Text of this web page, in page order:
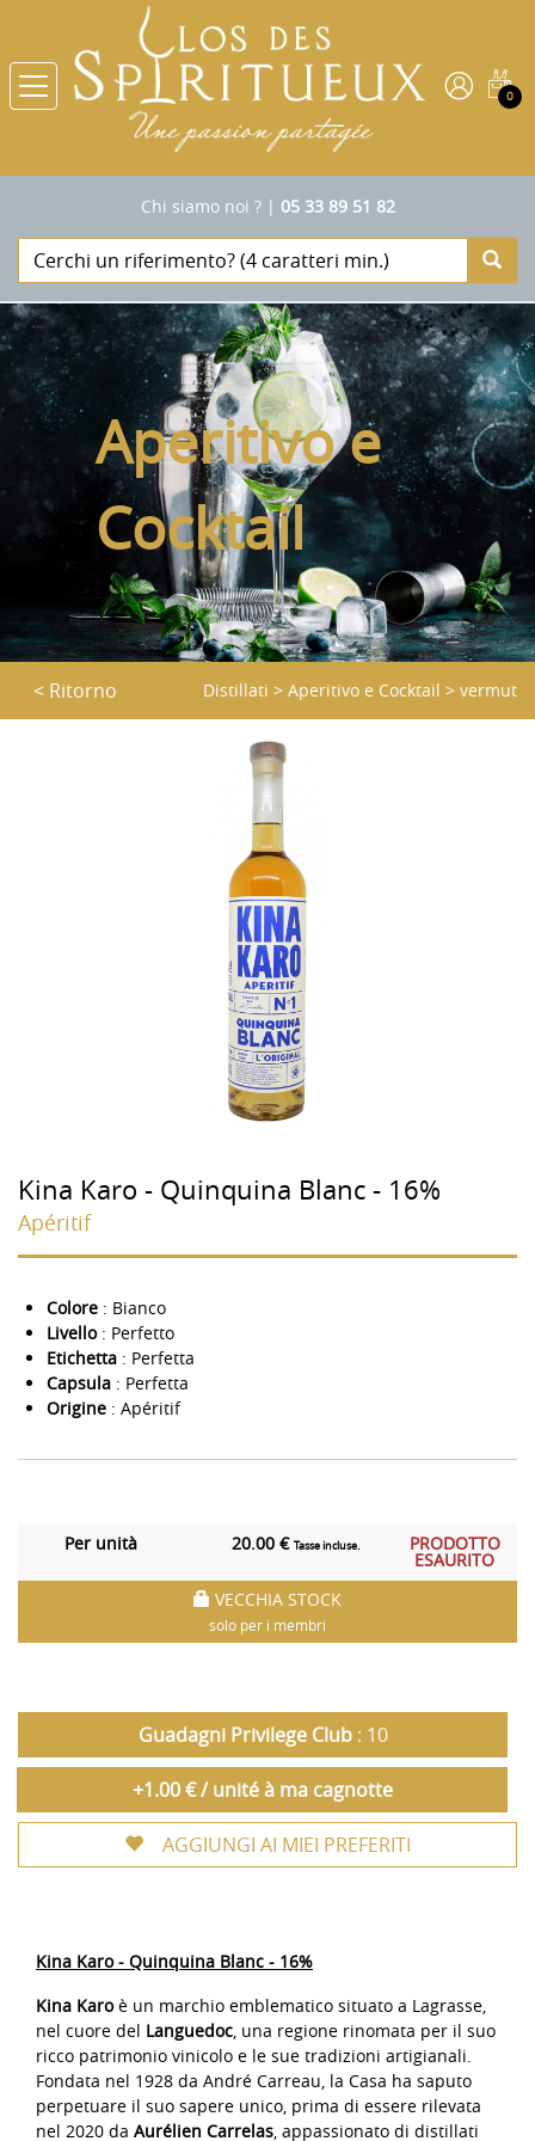
0
Chi siamo noi ?| 05 33 89 51 82
Aperitivo e
Cocktail
< Ritorno Distillati > Aperitivo e Cocktail > vermut
Kina Karo - Quinquina Blanc - 16%
Apéritif
Colore : Bianco
Livello: Perfetto
Etichetta : Perfetta
Capsula : Perfetta
Origine : Apéritif
Per unità 20.00 €Tasse incluse. PRODOTTO
ESAURITO
VECCHIA STOCK
solo per i membri
Guadagni Privilege Club: 10
+1.00 € / unité à ma cagnotte
AGGIUNGI AI MIEI PREFERITI
Kina Karo - Quinquina Blanc - 16%
Kina Karoè un marchio emblematico situato a Lagrasse,
nel cuore del Languedoc, una regione rinomata per il suo
ricco patrimonio vinicolo e le sue tradizioni artigianali.
Fondata nel 1928 da André Carreau, la Casa ha saputo
perpetuare il suo sapere unico, prima di essere rilevata
nel 2020 da Aurélien Carrelas, appassionato di distillati